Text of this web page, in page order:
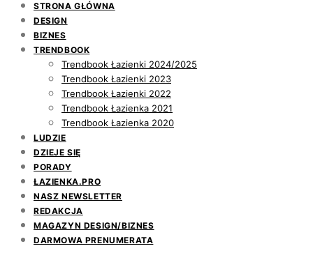
STRONA GŁÓWNA
DESIGN
BIZNES
TRENDBOOK
Trendbook Łazienki 2024/2025
Trendbook Łazienki 2023
Trendbook Łazienki 2022
Trendbook Łazienka 2021
Trendbook Łazienka 2020
LUDZIE
DZIEJE SIĘ
PORADY
ŁAZIENKA.PRO
NASZ NEWSLETTER
REDAKCJA
MAGAZYN DESIGN/BIZNES
DARMOWA PRENUMERATA